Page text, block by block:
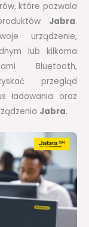
które pozwala
Jabra.
urządzenie,
lub kilkoma
Bluetooth,
przegląd
ładowania oraz
Jabra.